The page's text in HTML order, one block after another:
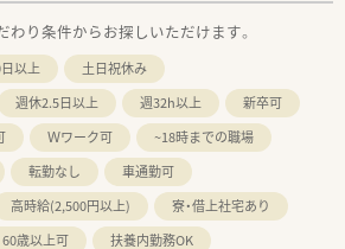
り条件からお探しいただけます。
以上
土日祝休み
週休2.5日以上 週32h以上
新卒可
Ｗワーク可
~18時までの職場
転勤なし
車通勤可
高時給(2,500円以上)
寮・借上社宅あり
60歳以上可
扶養内勤務OK